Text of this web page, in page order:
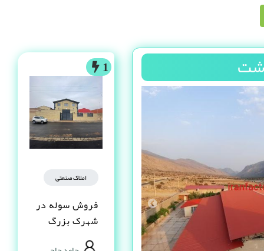
1
املاک صنعتی
فروش سوله در
شهرک بزرگ
اصفهان فاز یک